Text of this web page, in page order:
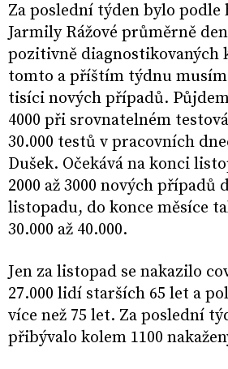
Za poslední týden bylo
Jarmily Rážové průměrně
pozitivně diagnostikovaných
tomto a příštím týdnu
tisíci nových případů.
4000 při srovnatelném
30.000 testů v pracovních
Dušek. Očekává na konci
2000 až 3000 nových případů
listopadu, do konce měsíce
30.000 až 40.000.
Jen za listopad se nakazilo
27.000 lidí starších 65 let a
více než 75 let. Za poslední
přibývalo kolem 1100